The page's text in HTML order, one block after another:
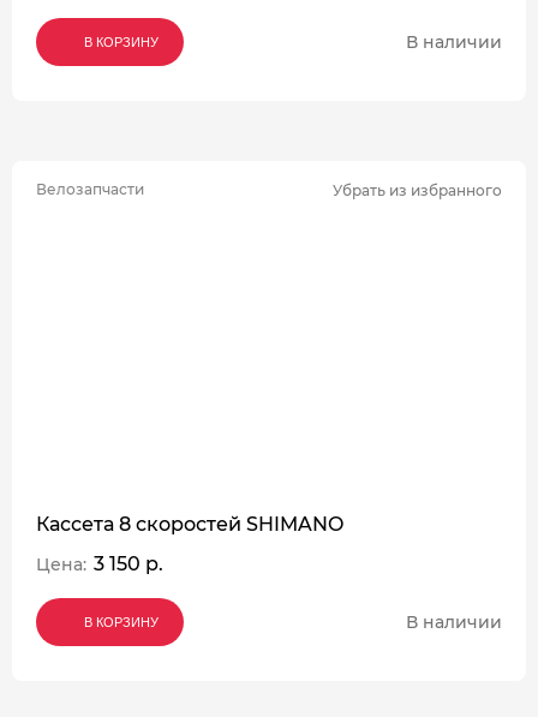
В КОРЗИНУ
В КОРЗИНУ
В КОРЗИНУ В наличии
Велозапчасти Убрать из избранного
Кассета 8 скоростей SHIMANO
Цена: 3 150 р.
В КОРЗИНУ
В КОРЗИНУ
В КОРЗИНУ В наличии